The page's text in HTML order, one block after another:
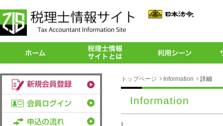
トップページ Information 詳細
Information